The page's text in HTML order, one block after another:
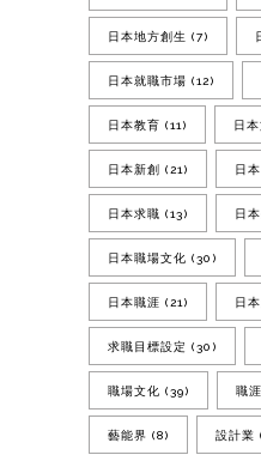
日本地方創生 (7)
日本就職市場 (12)
日本教育 (11) 日
日本新創 (21) 日
日本求職 (13) 日
日本職場文化 (30)
日本職涯 (21) 日
求職目標設定 (30)
職場文化 (39) 職
藝能界 (8) 設計業